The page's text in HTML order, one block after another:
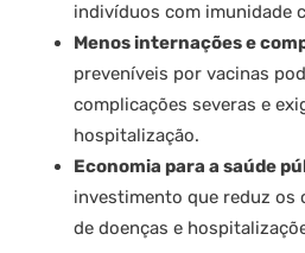
indivíduos com imunidade
Menos internações e
preveníveis por vacinas
complicações severas e
hospitalização.
Economia para a saúde
investimento que reduz
de doenças e